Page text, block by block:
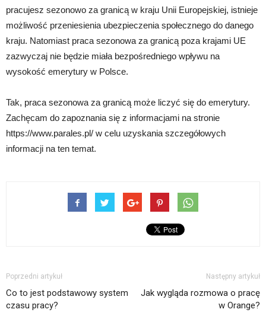
pracujesz sezonowo za granicą w kraju Unii Europejskiej, istnieje
możliwość przeniesienia ubezpieczenia społecznego do danego
kraju. Natomiast praca sezonowa za granicą poza krajami UE
zazwyczaj nie będzie miała bezpośredniego wpływu na
wysokość emerytury w Polsce.
Tak, praca sezonowa za granicą może liczyć się do emerytury.
Zachęcam do zapoznania się z informacjami na stronie
https://www.parales.pl/ w celu uzyskania szczegółowych
informacji na ten temat.
Poprzedni artykuł
Co to jest podstawowy system
czasu pracy?
Następny artykuł
Jak wygląda rozmowa o pracę
w Orange?